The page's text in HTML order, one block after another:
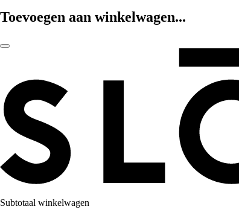
Toevoegen aan winkelwagen...
Subtotaal winkelwagen